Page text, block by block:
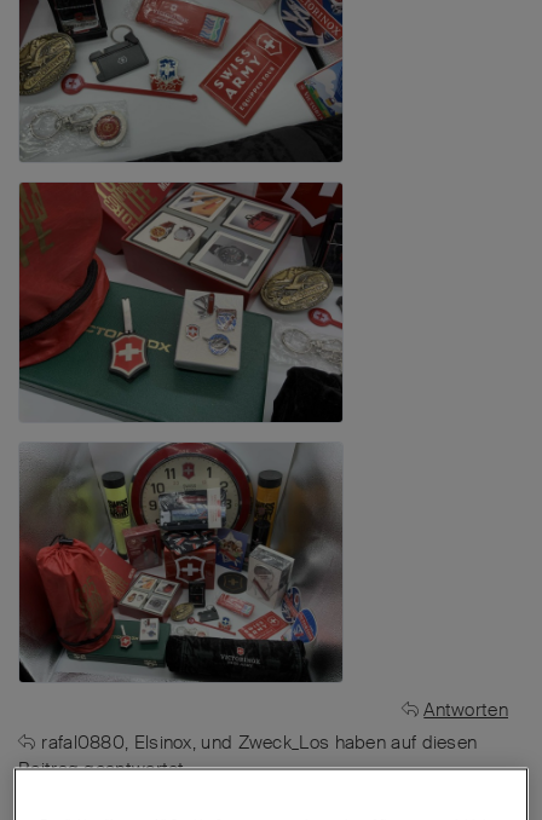
Antworten
rafal0880, Elsinox, und Zweck_Los haben auf diesen
Beitrag geantwortet.